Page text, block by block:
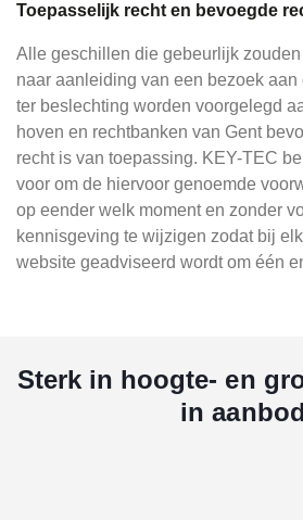
Toepasselijk recht en bevoegde
Alle geschillen die gebeurlijk
naar aanleiding van een bezoek
ter beslechting worden voorgelegd
hoven en rechtbanken van Gent
recht is van toepassing. KEY-TEC
voor om de hiervoor genoemde
op eender welk moment en zonder
kennisgeving te wijzigen zodat bij
website geadviseerd wordt om één
Sterk in hoogte- en
in aanbod